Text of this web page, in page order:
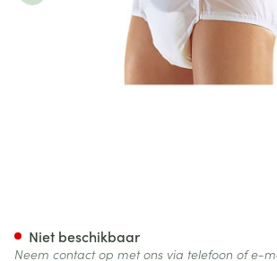
Niet beschikbaar
Neem contact op met ons via telefoon of e-